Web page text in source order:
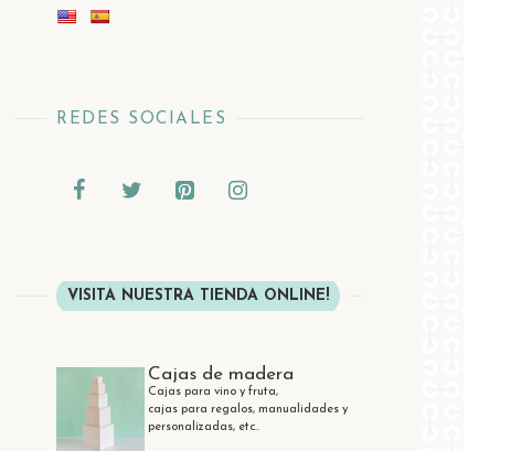
REDES SOCIALES
VISITA NUESTRA TIENDA ONLINE!
Cajas de madera
Cajas para vino y fruta,
cajas para regalos, manualidades y
personalizadas, etc..